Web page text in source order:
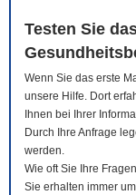
Testen Sie
Wenn Sie das erste
unsere Hilfe. Dort
Ihnen bei Ihrer
Durch Ihre Anfrage
werden.
Wie oft Sie Ihre
Sie erhalten immer